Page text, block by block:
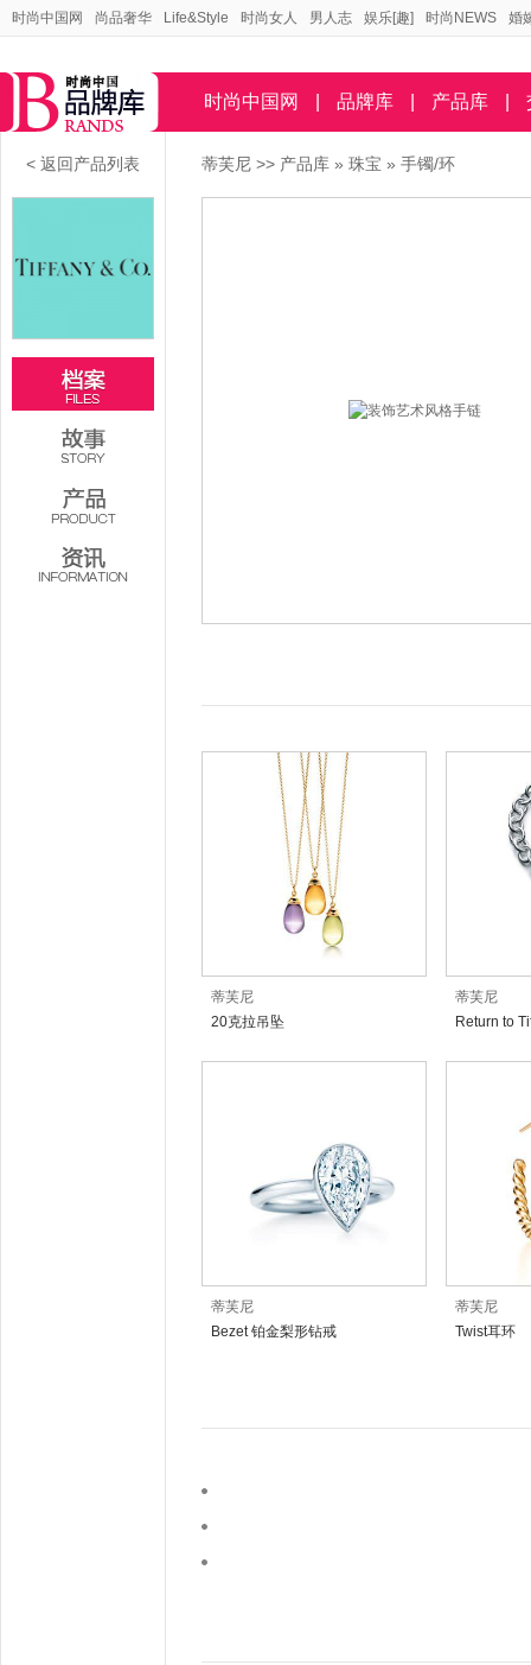
时尚中国网 尚品奢华 Life&Style 时尚女人 男人志 娱乐[趣] 时尚NEWS 婚
时尚中国网 品牌库 产品库
< 返回产品列表 蒂芙尼 >> 产品库 » 珠宝 » 手镯/环
蒂芙尼
20克拉吊坠
蒂芙尼
Return to
蒂芙尼
Bezet 铂金梨形钻戒
蒂芙尼
Twist耳环